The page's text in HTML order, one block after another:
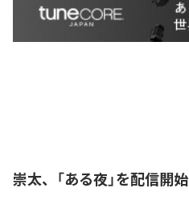
崇太、「ある夜」を配信開始